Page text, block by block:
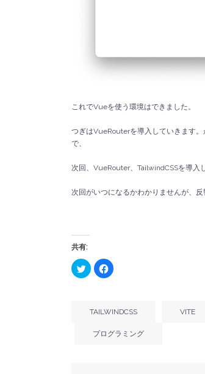
これでVueを使う環境はできました。
つぎはVueRouterを導入していきます
で、
次回、VueRouter、TailwindCSSを導入
次回がいつになるかわかりませんが、反
共有:
ク
リ
Twitter
で
有
(新
Facebook
で
に
は
リ
ッ
TAILWINDCSS VITE
プログラミング